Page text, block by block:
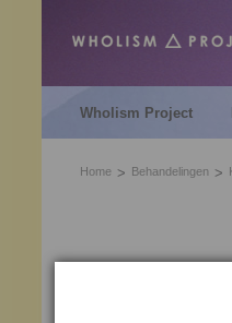
Wholism Project
Home Behandelingen